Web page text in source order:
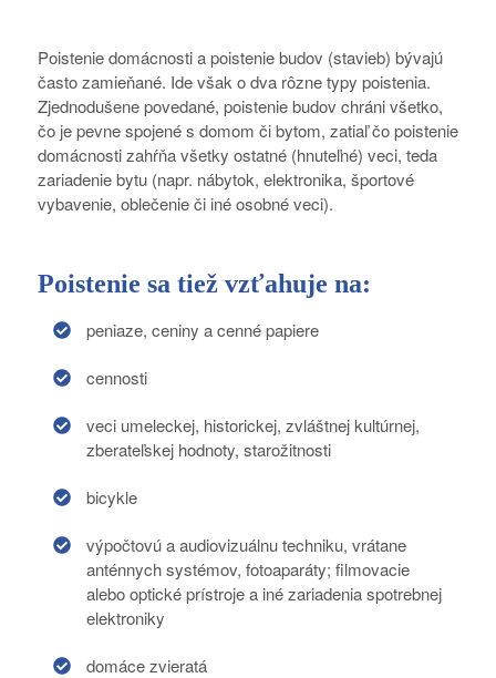
Poistenie domácnosti a poistenie budov (stavieb) bývajú
často zamieňané. Ide však o dva rôzne typy poistenia.
Zjednodušene povedané, poistenie budov chráni všetko,
čo je pevne spojené s domom či bytom, zatiaľ čo poistenie
domácnosti zahŕňa všetky ostatné (hnuteľné) veci, teda
zariadenie bytu (napr. nábytok, elektronika, športové
vybavenie, oblečenie či iné osobné veci).
Poistenie sa tiež vzťahuje na:
peniaze, ceniny a cenné papiere
cennosti
veci umeleckej, historickej, zvláštnej kultúrnej,
zberateľskej hodnoty, starožitnosti
bicykle
výpočtovú a audiovizuálnu techniku, vrátane
anténnych systémov, fotoaparáty; filmovacie
alebo optické prístroje a iné zariadenia spotrebnej
elektroniky
domáce zvieratá